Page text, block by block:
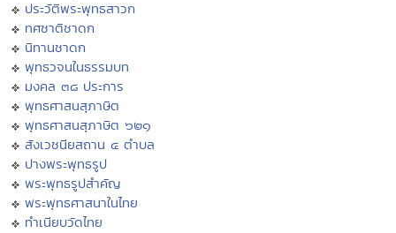
ประวัติพระพุทธสาวก
ทศชาติชาดก
นิทานชาดก
พุทธวจนในธรรมบท
มงคล ๓๘ ประการ
พุทธศาสนสุภาษิต
พุทธศาสนสุภาษิต ๖๒๑
สังเวชนียสถาน ๔ ตำบล
ปางพระพุทธรูป
พระพุทธรูปสำคัญ
พระพุทธศาสนาในไทย
ทำเนียบวัดไทย